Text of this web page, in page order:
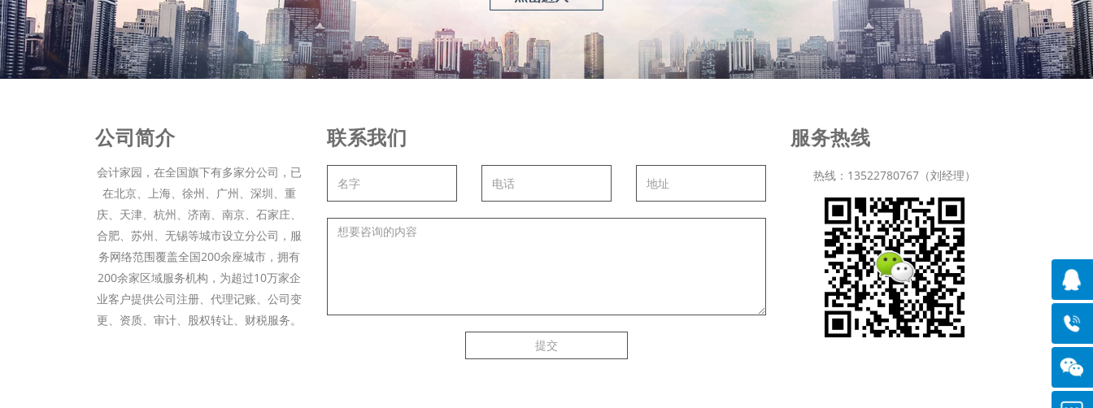
公司简介
会计家园，在全国旗下有多家分公司，已
在北京、上海、徐州、广州、深圳、重
庆、天津、杭州、济南、南京、石家庄、
合肥、苏州、无锡等城市设立分公司，服
务网络范围覆盖全国200余座城市，拥有
200余家区域服务机构，为超过10万家企
业客户提供公司注册、代理记账、公司变
更、资质、审计、股权转让、财税服务。
联系我们
提交
服务热线
热线：13522780767（刘经理）